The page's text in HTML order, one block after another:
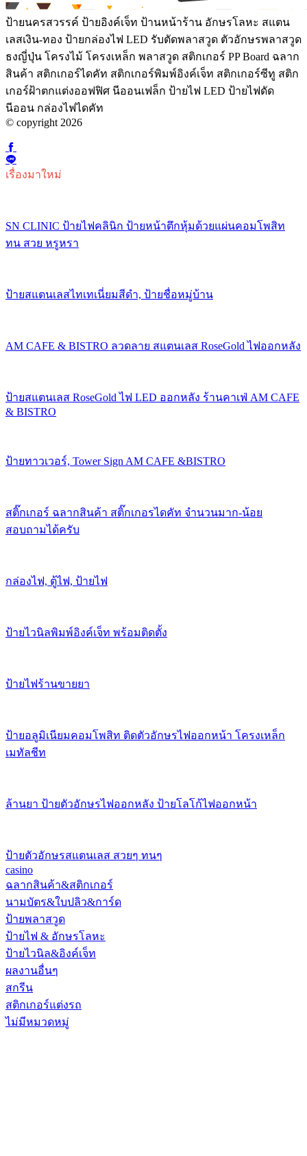
ป้ายนครสวรรค์ ป้ายอิงค์เจ็ท ป้านหน้าร้าน อักษรโลหะ สแตน
เลสเงิน-ทอง ป้ายกล่องไฟ LED รับตัดพลาสวูด ตัวอักษรพลาสวูด
ธงญี่ปุ่น โครงไม้ โครงเหล็ก พลาสวูด สติกเกอร์ PP Board ฉลาก
สินค้า สติกเกอร์ไดคัท สติกเกอร์พิมพ์อิงค์เจ็ท สติกเกอร์ซีทู สติก
เกอร์ฝ้าตกแต่งออฟฟิศ นีออนเฟล็ก ป้ายไฟ LED ป้ายไฟดัด
นีออน กล่องไฟไดคัท
© copyright 2026
เรื่องมาใหม่
SN CLINIC ป้ายไฟคลินิก ป้ายหน้าตึกหุ้มด้วยแผ่นคอมโพสิท
ทน สวย หรูหรา
ป้ายสแตนเลสไทเทเนี่ยมสีดำ, ป้ายชื่อหมู่บ้าน
AM CAFE & BISTRO ลวดลาย สแตนเลส RoseGold ไฟออกหลัง
ป้ายสแตนเลส RoseGold ไฟ LED ออกหลัง ร้านคาเฟ่ AM CAFE
& BISTRO
ป้ายทาวเวอร์, Tower Sign AM CAFE &BISTRO
สติ๊กเกอร์ ฉลากสินค้า สติ๊กเกอรไดคัท จำนวนมาก-น้อย
สอบถามได้ครับ
กล่องไฟ, ตู้ไฟ, ป้ายไฟ
ป้ายไวนิลพิมพ์อิงค์เจ็ท พร้อมติดตั้ง
ป้ายไฟร้านขายยา
ป้ายอลูมิเนียมคอมโพสิท ติดตัวอักษรไฟออกหน้า โครงเหล็ก
เมทัลชีท
ล้านยา ป้ายตัวอักษรไฟออกหลัง ป้ายโลโก้ไฟออกหน้า
ป้ายตัวอักษรสแตนเลส สวยๆ ทนๆ
casino
ฉลากสินค้า&สติกเกอร์
นามบัตร&ใบปลิว&การ์ด
ป้ายพลาสวูด
ป้ายไฟ & อักษรโลหะ
ป้ายไวนิล&อิงค์เจ็ท
ผลงานอื่นๆ
สกรีน
สติกเกอร์แต่งรถ
ไม่มีหมวดหมู่